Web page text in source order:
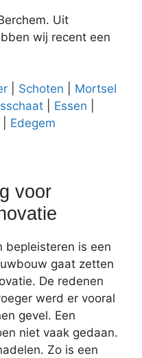
Uit
wij recent een
Schoten
Mortsel
Essen
Edegem
voor
bepleisteren is een
gaat zetten
De redenen
werd er vooral
gevel. Een
niet vaak gedaan.
Zo is een